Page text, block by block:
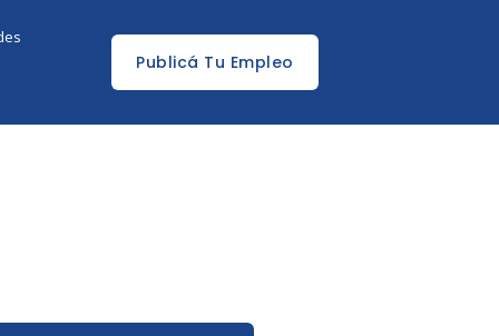
Publicá Tu Empleo